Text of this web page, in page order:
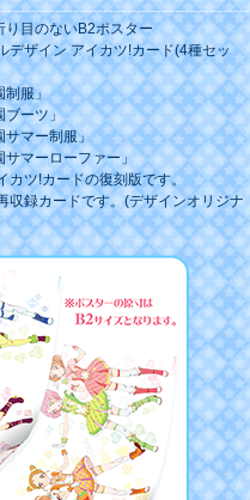
り目のないB2ポスター
デザイン アイカツ!カード(4種セッ
制服」
ブーツ」
サマー制服」
サマーローファー」
ツ!カードの復刻版です。
収録カードです。(デザインオリジナ